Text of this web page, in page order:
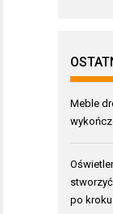
Meble
po kroku